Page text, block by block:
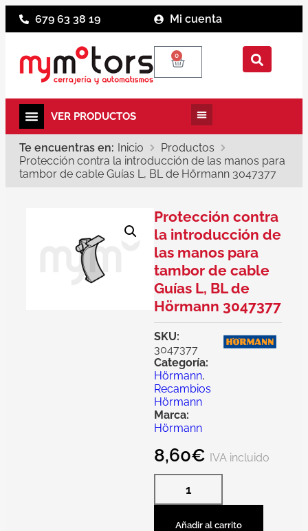
679 63 38 19 Mi cuenta
0
Te encuentras en: Inicio
Productos
Protección contra la introducción de las manos para
tambor de cable Guías L, BL de Hörmann 3047377
Protección contra
la introducción de
las manos para
tambor de cable
Guías L, BL de
Hörmann 3047377
SKU:
3047377
Categoría:
Hörmann,
Recambios
Hörmann
Marca:
Hörmann
8,60€ IVA incluido
Añadir al carrito